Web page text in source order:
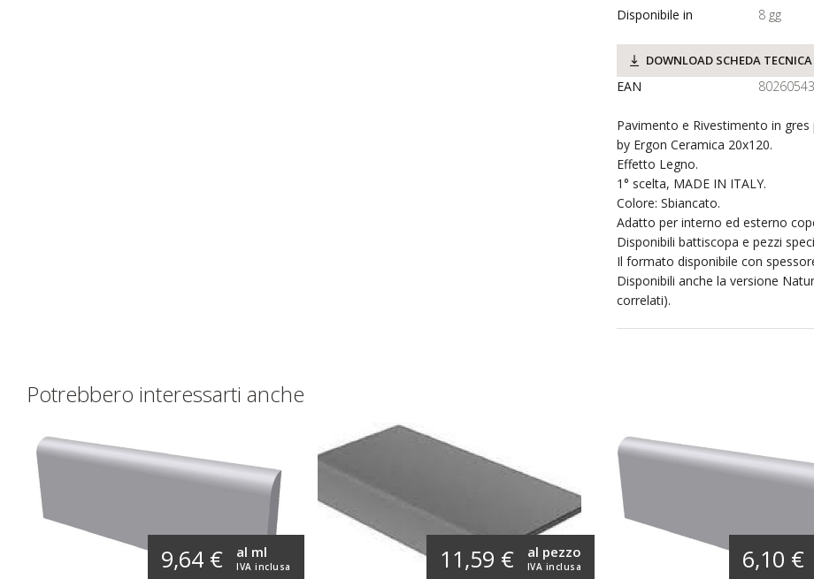
Disponibile in
8 gg
DOWNLOAD SCHEDA TECNICA
EAN
Pavimento e Rivestimento in
by Ergon Ceramica 20x120.
Effetto Legno.
1° scelta, MADE IN ITALY.
Colore: Sbiancato.
Adatto per interno ed esterno
Disponibili battiscopa e pezzi
Il formato disponibile con
Disponibili anche la versione
correlati).
Potrebbero interessarti anche
9,64 € IVA inclusa
al ml 11,59 € IVA inclusa
al pezzo 6,10 €